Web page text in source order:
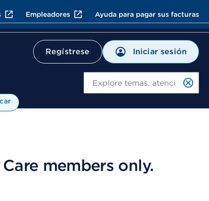
Empleadores Ayuda para pagar sus facturas
Regístrese Iniciar sesión
members only.